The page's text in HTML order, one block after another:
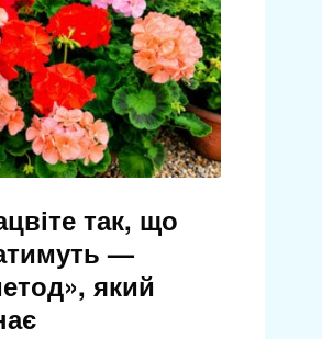
так, що
—
який